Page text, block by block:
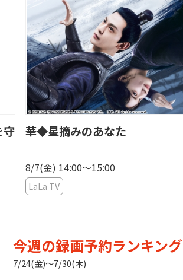
守 華◆星摘みのあなた
8/7(金) 14:00〜15:00
LaLa TV
今週の録画予約ランキング
7/24(金)〜7/30(木)